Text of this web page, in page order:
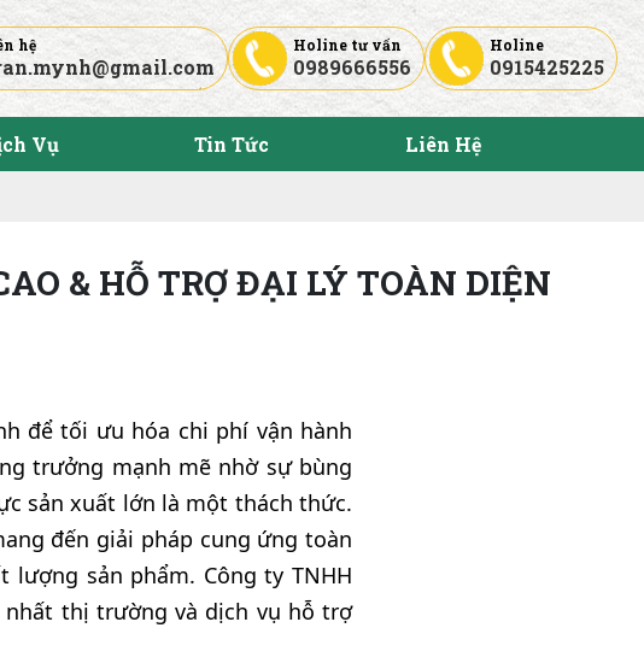
hệ Holine tư vấn
0989666556
Holine
0915425225
Vụ Tin Tức Liên Hệ
& HỖ TRỢ ĐẠI LÝ TOÀN DIỆN
để tối ưu hóa chi phí vận hành
trưởng mạnh mẽ nhờ sự bùng
sản xuất lớn là một thách thức.
đến giải pháp cung ứng toàn
sản phẩm. Công ty TNHH
nhất thị trường và dịch vụ hỗ trợ